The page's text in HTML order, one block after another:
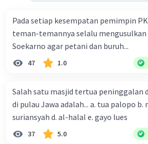
Bagaimana WTO berusaha
keseimbangan antara
keberlanjutan:
Prinsip Keseimbangan:WTO
keseimbangan antara
menyelesaikan sengketa
mempertimbangkan berbagai
aspek lingkungan dan HKI.
Perjanjian-Perjanjian yang
mengembangkan perjanjian-
Pada setiap kesempatan pemimpin
teman-temannya selalu mengusulkan
Soekarno agar petani dan buruh...
47 1.0
Salah satu masjid tertua peninggalan
di pulau Jawa adalah... a. tua palopo b. mantingan c.
suriansyah d. al-halal e. gayo lues
37 5.0